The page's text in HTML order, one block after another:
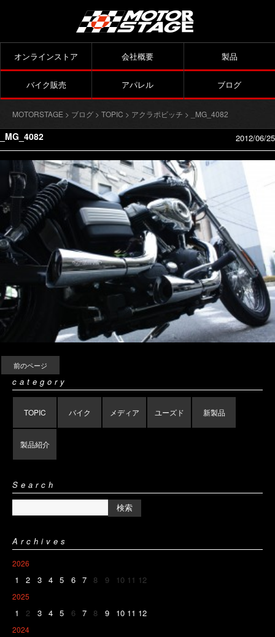
オンラインストア 会社概要 製品
バイク販売 アパレル ブログ
MOTORSTAGE > ブログ > TOPIC > アクラポビッチ > _MG_4082
_MG_4082 2012/06/25
前のページ
category
TOPIC バイク メディア ユーズド 新製品
製品紹介
Search
Archives
2026
1 2 3 4 5 6 7 8 9 10 11 12
2025
1 2 3 4 5 6 7 8 9 10 11 12
2024